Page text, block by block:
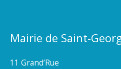
Mairie de Saint-
11 Grand’Rue